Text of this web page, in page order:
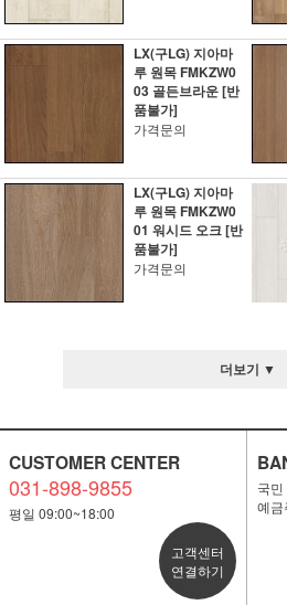
LX(구LG) 지아마
루 원목 FMKZW0
03 골든브라운 [반
품불가]
가격문의
LX(구LG) 지아마
루 원목 FMKZW0
01 워시드 오크 [반
품불가]
가격문의
더보기 ▼
CUSTOMER CENTER
031-898-9855
평일 09:00~18:00
고객센터
연결하기
국
예금